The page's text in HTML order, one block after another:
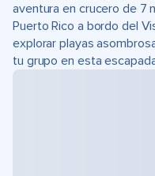
aventura en crucero de 7
Puerto Rico a bordo del
explorar playas
tu grupo en esta